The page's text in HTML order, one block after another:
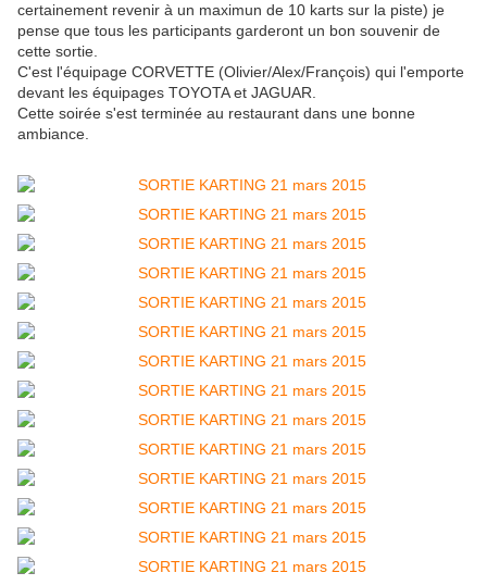
certainement revenir à un maximun de 10 karts sur la piste) je
pense que tous les participants garderont un bon souvenir de
cette sortie.
C'est l'équipage CORVETTE (Olivier/Alex/François) qui l'emporte
devant les équipages TOYOTA et JAGUAR.
Cette soirée s'est terminée au restaurant dans une bonne
ambiance.